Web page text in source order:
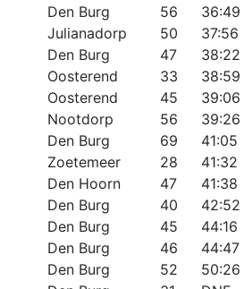
Den Burg 56
36:49
Julianadorp 50
37:56
Den Burg 47
38:22
Oosterend 33
38:59
Oosterend 45
39:06
Nootdorp 56
39:26
Den Burg 69
41:05
Zoetemeer 28
41:32
Den Hoorn 47
41:38
Den Burg 40
42:52
Den Burg 45
44:16
Den Burg 46
44:47
Den Burg 52
50:26